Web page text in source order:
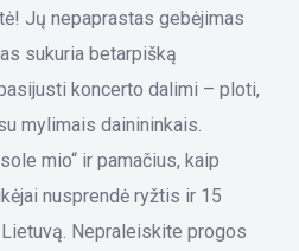
Jų nepaprastas gebėjimas
sukuria betarpišką
koncerto dalimi – ploti,
mylimais dainininkais.
mio“ ir pamačius, kaip
nusprendė ryžtis ir 15
Nepraleiskite progos